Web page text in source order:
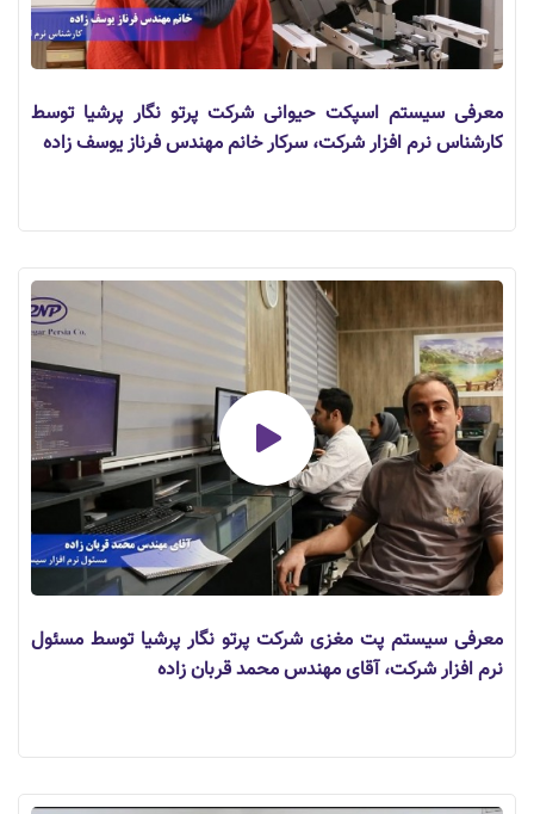
معرفی سیستم اسپکت حیوانی شرکت پرتو نگار پرشیا توسط
کارشناس نرم افزار شرکت، سرکار خانم مهندس فرناز یوسف زاده
معرفی سیستم پت مغزی شرکت پرتو نگار پرشیا توسط مسئول
نرم افزار شرکت، آقای مهندس محمد قربان زاده